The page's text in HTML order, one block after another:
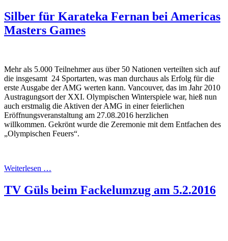
Silber für Karateka Fernan bei Americas
Masters Games
Mehr als 5.000 Teilnehmer aus über 50 Nationen verteilten sich auf
die insgesamt 24 Sportarten, was man durchaus als Erfolg für die
erste Ausgabe der AMG werten kann. Vancouver, das im Jahr 2010
Austragungsort der XXI. Olympischen Winterspiele war, hieß nun
auch erstmalig die Aktiven der AMG in einer feierlichen
Eröffnungsveranstaltung am 27.08.2016 herzlichen
willkommen. Gekrönt wurde die Zeremonie mit dem Entfachen des
„Olympischen Feuers“.
Weiterlesen …
TV Güls beim Fackelumzug am 5.2.2016